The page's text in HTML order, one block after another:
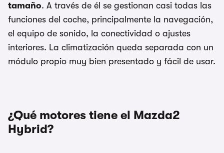
tamaño. A través de él se gestionan casi todas las
funciones del coche, principalmente la navegación,
el equipo de sonido, la conectividad o ajustes
interiores. La climatización queda separada con un
módulo propio muy bien presentado y fácil de usar.
¿Qué motores tiene el Mazda2
Hybrid?